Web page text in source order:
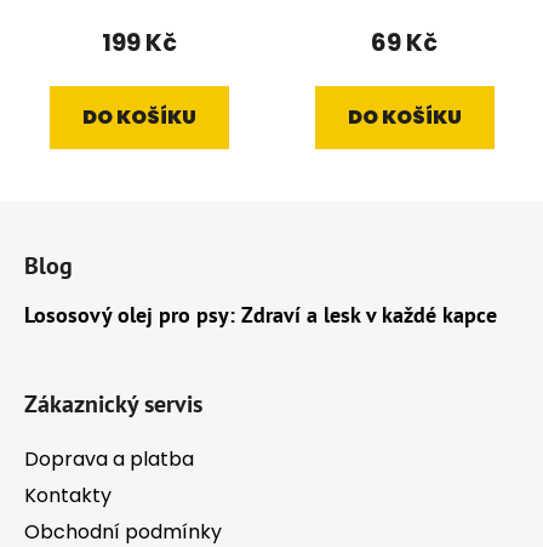
199 Kč
DO KOŠÍKU
69 Kč
DO KOŠÍKU
Blog
Lososový olej pro psy: Zdraví a lesk v každé kapce
Zákaznický servis
Doprava a platba
Kontakty
Obchodní podmínky